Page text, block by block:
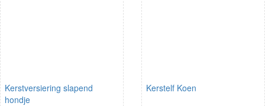
Kerstversiering slapend
hondje
Kerstelf Koen